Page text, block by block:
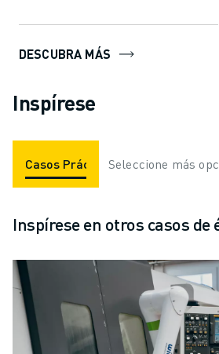
DESCUBRA MÁS
Inspírese
Casos Prácticos Industrias
Seleccione más
Inspírese en otros casos de